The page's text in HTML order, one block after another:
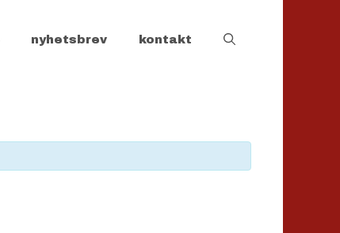
nyhetsbrev kontakt